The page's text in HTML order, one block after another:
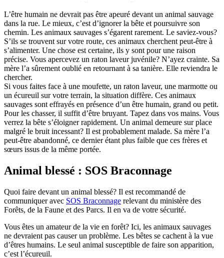
L’être humain ne devrait pas être apeuré devant un animal sauvage
dans la rue. Le mieux, c’est d’ignorer la bête et poursuivre son
chemin. Les animaux sauvages s’égarent rarement. Le saviez-vous?
S’ils se trouvent sur votre route, ces animaux cherchent peut-être à
s’alimenter. Une chose est certaine, ils y sont pour une raison
précise. Vous apercevez un raton laveur juvénile? N’ayez crainte. Sa
mère l’a sûrement oublié en retournant à sa tanière. Elle reviendra le
chercher.
Si vous faites face à une moufette, un raton laveur, une marmotte ou
un écureuil sur votre terrain, la situation diffère. Ces animaux
sauvages sont effrayés en présence d’un être humain, grand ou petit.
Pour les chasser, il suffit d’être bruyant. Tapez dans vos mains. Vous
verrez la bête s’éloigner rapidement. Un animal demeure sur place
malgré le bruit incessant? Il est probablement malade. Sa mère l’a
peut-être abandonné, ce dernier étant plus faible que ces frères et
sœurs issus de la même portée.
Animal blessé : SOS Braconnage
Quoi faire devant un animal blessé? Il est recommandé de
communiquer avec SOS Braconnage relevant du ministère des
Forêts, de la Faune et des Parcs. Il en va de votre sécurité.
Vous êtes un amateur de la vie en forêt? Ici, les animaux sauvages
ne devraient pas causer un problème. Les bêtes se cachent à la vue
d’êtres humains. Le seul animal susceptible de faire son apparition,
c’est l’écureuil.